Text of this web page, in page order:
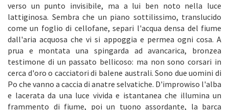
verso un punto invisibile, ma a lui ben noto nella luce
lattiginosa. Sembra che un piano sottilissimo, translucido
come un foglio di cellofane, separi l'acqua densa del fiume
dall'aria acquosa che vi si appoggia e permea ogni cosa. A
prua e montata una spingarda ad avancarica, bronzea
testimone di un passato bellicoso: ma non sono corsari in
cerca d'oro o cacciatori di balene australi. Sono due uomini di
Po che vanno a caccia di anatre selvatiche. D'improwiso l'alba
e lacerata da una luce vivida e istantanea che illumina un
frammento di fiume, poi un tuono assordante, la barca